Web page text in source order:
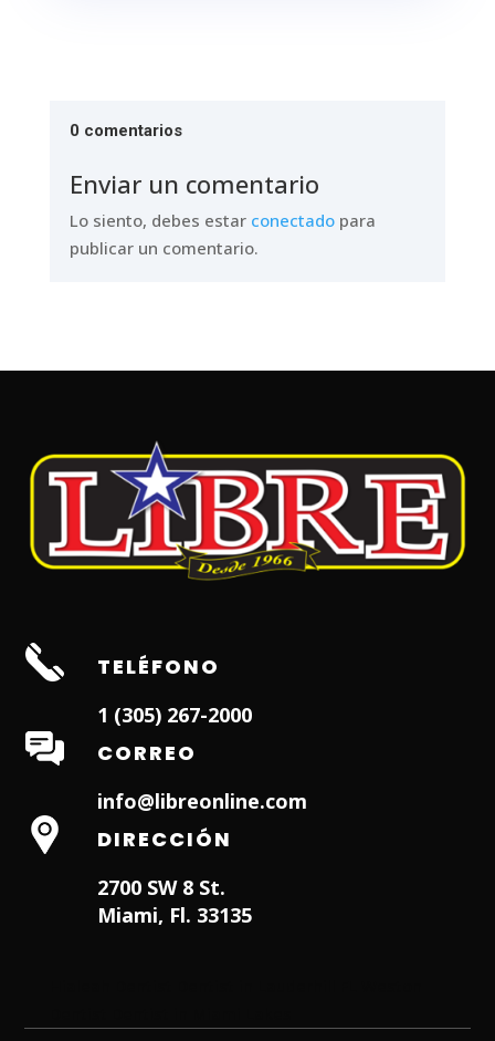
0 comentarios
Enviar un comentario
Lo siento, debes estar conectadopara
publicar un comentario.
TELÉFONO
1 (305) 267-2000
CORREO
info@libreonline.com
DIRECCIÓN
2700 SW 8 St.
Miami, Fl. 33135